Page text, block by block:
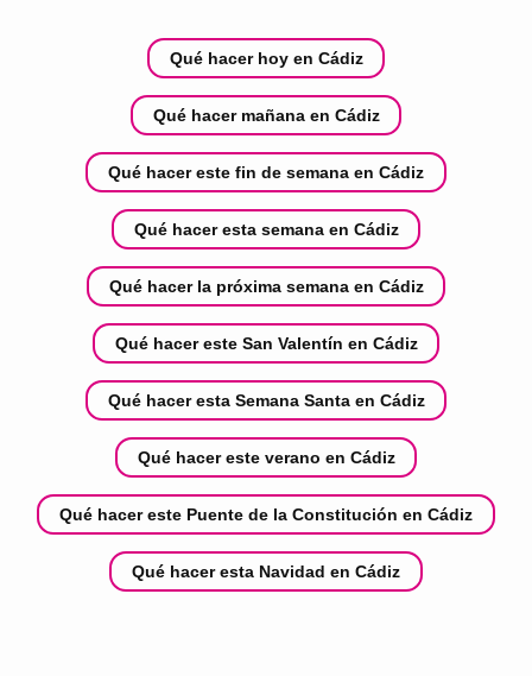
Qué hacer hoy en Cádiz
Qué hacer mañana en Cádiz
Qué hacer este fin de semana en Cádiz
Qué hacer esta semana en Cádiz
Qué hacer la próxima semana en Cádiz
Qué hacer este San Valentín en Cádiz
Qué hacer esta Semana Santa en Cádiz
Qué hacer este verano en Cádiz
Qué hacer este Puente de la Constitución en Cádiz
Qué hacer esta Navidad en Cádiz